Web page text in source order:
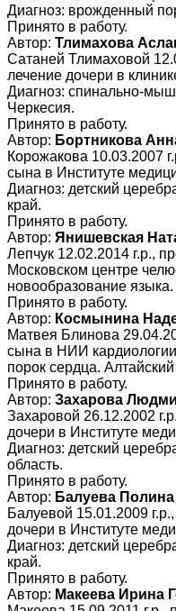
Диагноз: врожденный
Принято в работу.
Автор: Тлимахова
Сатаней Тлимаховой
лечение дочери в
Диагноз: спинально-
Черкесия.
Принято в работу.
Автор: Бортникова
Корожакова 10.03.2007
сына в Институте
Диагноз: детский
край.
Принято в работу.
Автор: Янишевская
Лепчук 12.02.2014 г.р.,
Московском центре
новообразование
Принято в работу.
Автор: Космынина
Матвея Блинова
сына в НИИ
порок сердца. Алтайский
Принято в работу.
Автор: Захарова
Захаровой 26.12.2002
дочери в Институте
Диагноз: детский
область.
Принято в работу.
Автор: Балуева
Балуевой 15.01.2009
дочери в Институте
Диагноз: детский
край.
Принято в работу.
Автор: Макеева Ирина